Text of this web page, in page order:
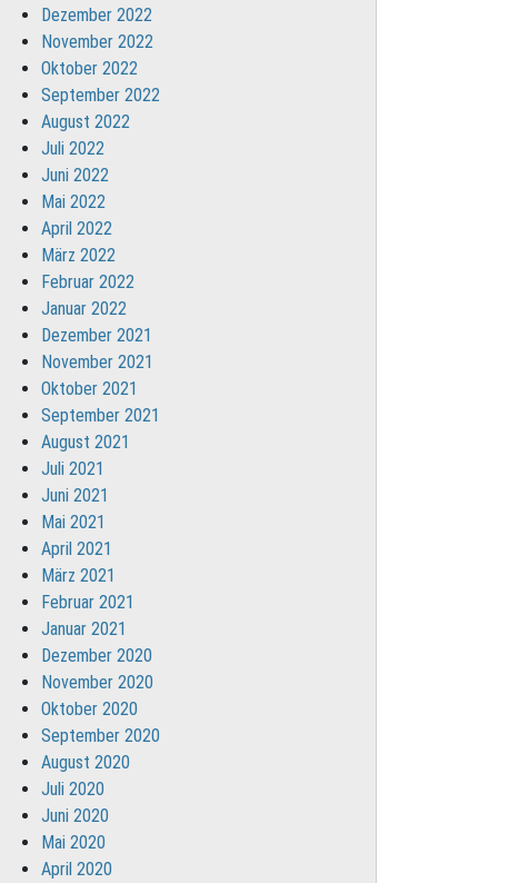
Dezember 2022
November 2022
Oktober 2022
September 2022
August 2022
Juli 2022
Juni 2022
Mai 2022
April 2022
März 2022
Februar 2022
Januar 2022
Dezember 2021
November 2021
Oktober 2021
September 2021
August 2021
Juli 2021
Juni 2021
Mai 2021
April 2021
März 2021
Februar 2021
Januar 2021
Dezember 2020
November 2020
Oktober 2020
September 2020
August 2020
Juli 2020
Juni 2020
Mai 2020
April 2020